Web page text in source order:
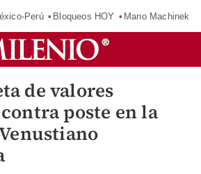
Perú Bloqueos HOY Mano Machinek
de valores
poste en la